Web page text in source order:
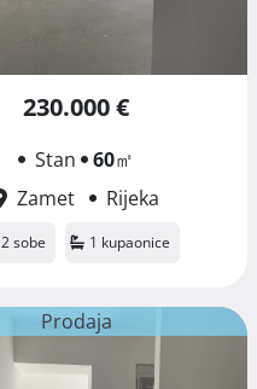
230.000 €
Stan 60㎡
Zamet
Rijeka
2 sobe 1 kupaonice
Prodaja